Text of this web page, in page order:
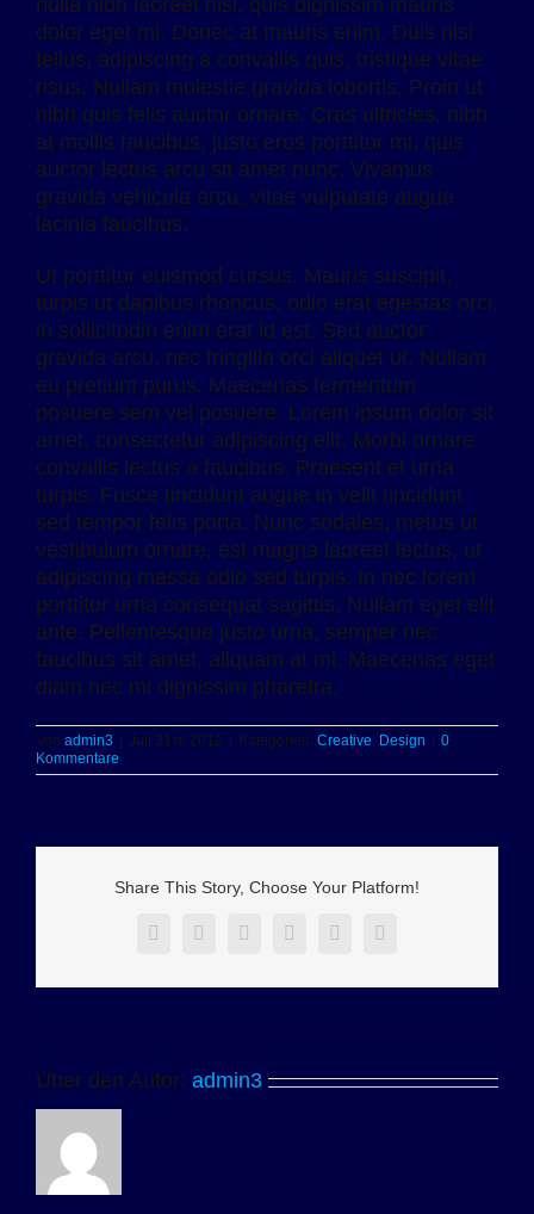
dolor eget mi. Donec at mauris enim. Duis nisi
tellus, adipiscing a convallis quis, tristique vitae
risus. Nullam molestie gravida lobortis. Proin ut
nibh quis felis auctor ornare. Cras ultricies, nibh
at mollis faucibus, justo eros porttitor mi, quis
auctor lectus arcu sit amet nunc. Vivamus
gravida vehicula arcu, vitae vulputate augue
lacinia faucibus.
Ut porttitor euismod cursus. Mauris suscipit,
turpis ut dapibus rhoncus, odio erat egestas orci,
in sollicitudin enim erat id est. Sed auctor
gravida arcu, nec fringilla orci aliquet ut. Nullam
eu pretium purus. Maecenas fermentum
posuere sem vel posuere. Lorem ipsum dolor sit
amet, consectetur adipiscing elit. Morbi ornare
convallis lectus a faucibus. Praesent et urna
turpis. Fusce tincidunt augue in velit tincidunt
sed tempor felis porta. Nunc sodales, metus ut
vestibulum ornare, est magna laoreet lectus, ut
adipiscing massa odio sed turpis. In nec lorem
porttitor urna consequat sagittis. Nullam eget elit
ante. Pellentesque justo urna, semper nec
faucibus sit amet, aliquam at mi. Maecenas eget
diam nec mi dignissim pharetra.
Von admin3 | Juli 31st, 2012 | Kategorien: Creative Design | 0
Kommentare
Share This Story, Choose Your Platform!
Facebook
X RedditLinkedInPinterestVk
Über den Autor: admin3